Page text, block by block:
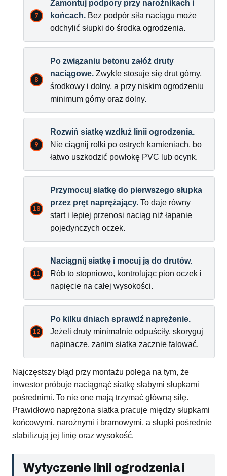
Zamontuj podpory przy narożnikach i
końcach. Bez podpór siła naciągu może
odchylić słupki do środka ogrodzenia.
Po związaniu betonu załóż druty
naciągowe. Zwykle stosuje się drut górny,
środkowy i dolny, a przy niskim ogrodzeniu
minimum górny oraz dolny.
Rozwiń siatkę wzdłuż linii ogrodzenia.
Nie ciągnij rolki po ostrych kamieniach, bo
łatwo uszkodzić powłokę PVC lub ocynk.
Przymocuj siatkę do pierwszego słupka
przez pręt naprężający. To daje równy
start i lepiej przenosi naciąg niż łapanie
pojedynczych oczek.
Naciągnij siatkę i mocuj ją do drutów.
Rób to stopniowo, kontrolując pion oczek i
napięcie na całej wysokości.
Po kilku dniach sprawdź naprężenie.
Jeżeli druty minimalnie odpuściły, skoryguj
napinacze, zanim siatka zacznie falować.
Najczęstszy błąd przy montażu polega na tym, że
inwestor próbuje naciągnąć siatkę słabymi słupkami
pośrednimi. To nie one mają trzymać główną siłę.
Prawidłowo naprężona siatka pracuje między słupkami
końcowymi, narożnymi i bramowymi, a słupki pośrednie
stabilizują jej linię oraz wysokość.
Wytyczenie linii ogrodzenia i